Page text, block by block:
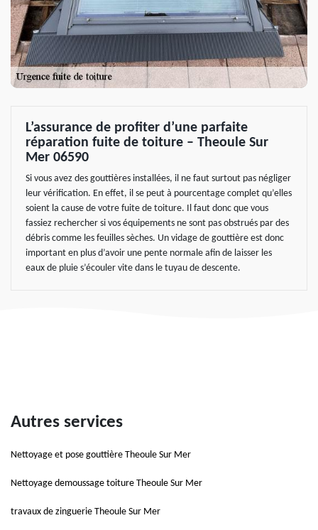
L’assurance de profiter d’une parfaite
réparation fuite de toiture – Theoule Sur
Mer 06590
Si vous avez des gouttières installées, il ne faut surtout pas négliger
leur vérification. En effet, il se peut à pourcentage complet qu’elles
soient la cause de votre fuite de toiture. Il faut donc que vous
fassiez rechercher si vos équipements ne sont pas obstrués par des
débris comme les feuilles sèches. Un vidage de gouttière est donc
important en plus d’avoir une pente normale afin de laisser les
eaux de pluie s’écouler vite dans le tuyau de descente.
Autres services
Nettoyage et pose gouttière Theoule Sur Mer
Nettoyage demoussage toiture Theoule Sur Mer
travaux de zinguerie Theoule Sur Mer